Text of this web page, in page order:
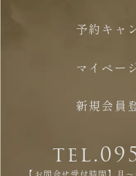
予約キャ
マイペー
新規会員